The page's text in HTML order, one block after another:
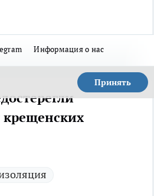
Информация о нас
Принять